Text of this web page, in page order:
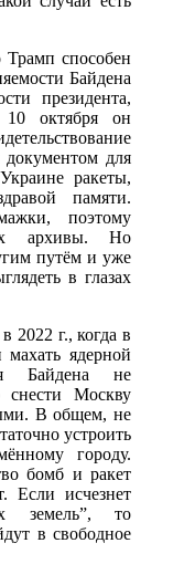
способен
Байдена
президента,
10 октября он
документом для
ракеты,
памяти.
поэтому
архивы. Но
путём и уже
в глазах
2022 г., когда в
ядерной
Байдена не
Москву
В общем, не
устроить
городу.
бомб и ракет
Если исчезнет
земель”, то
в свободное